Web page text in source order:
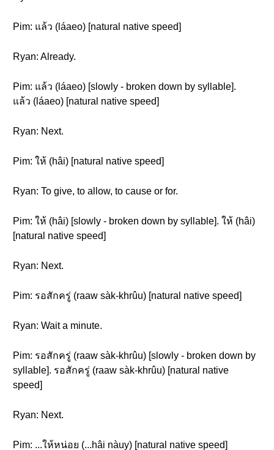
Pim: แล้ว (láaeo) [natural native speed]
Ryan: Already.
Pim: แล้ว (láaeo) [slowly - broken down by syllable].
แล้ว (láaeo) [natural native speed]
Ryan: Next.
Pim: ให้ (hâi) [natural native speed]
Ryan: To give, to allow, to cause or for.
Pim: ให้ (hâi) [slowly - broken down by syllable]. ให้ (hâi)
[natural native speed]
Ryan: Next.
Pim: รอสักครู่ (raaw sàk-khrûu) [natural native speed]
Ryan: Wait a minute.
Pim: รอสักครู่ (raaw sàk-khrûu) [slowly - broken down by
syllable]. รอสักครู่ (raaw sàk-khrûu) [natural native
speed]
Ryan: Next.
Pim: ...ให้หน่อย (...hâi nàuy) [natural native speed]